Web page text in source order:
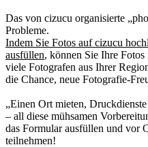
Das von cizucu organisierte
Probleme.
Indem Sie Fotos auf cizucu
ausfüllen, können Sie Ihre
viele Fotografen aus Ihrer
die Chance, neue Fotografie-
„Einen Ort mieten,
– all diese mühsamen
das Formular ausfüllen und vor
teilnehmen!